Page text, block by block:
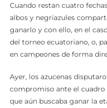
Cuando restan cuatro
albos y negriazules
ganarlo y con ello, en el
del torneo ecuatoriano, o,
en campeones de forma
Ayer, los azucenas
compromiso ante el cuadro
que aún buscaba ganar la